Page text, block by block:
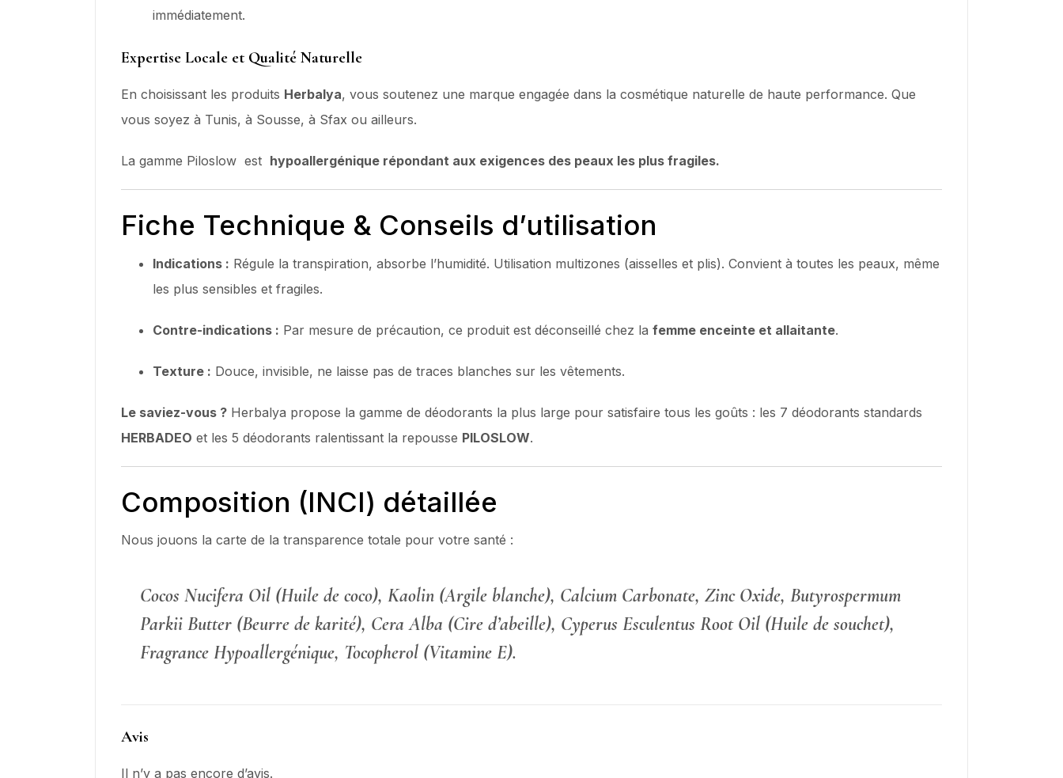
immédiatement.
Expertise Locale et Qualité Naturelle
En choisissant les produits Herbalya, vous soutenez une marque engagée dans la cosmétique naturelle de haute performance. Que
vous soyez à Tunis, à Sousse, à Sfax ou ailleurs.
La gamme Piloslow est hypoallergénique répondant aux exigences des peaux les plus fragiles.
Fiche Technique & Conseils d’utilisation
Indications : Régule la transpiration, absorbe l’humidité. Utilisation multizones (aisselles et plis). Convient à toutes les peaux, même
les plus sensibles et fragiles.
Contre-indications : Par mesure de précaution, ce produit est déconseillé chez la femme enceinte et allaitante.
Texture : Douce, invisible, ne laisse pas de traces blanches sur les vêtements.
Le saviez-vous ? Herbalya propose la gamme de déodorants la plus large pour satisfaire tous les goûts : les 7 déodorants standards
HERBADEO et les 5 déodorants ralentissant la repousse PILOSLOW.
Composition (INCI) détaillée
Nous jouons la carte de la transparence totale pour votre santé :
Cocos Nucifera Oil (Huile de coco), Kaolin (Argile blanche), Calcium Carbonate, Zinc Oxide, Butyrospermum
Parkii Butter (Beurre de karité), Cera Alba (Cire d’abeille), Cyperus Esculentus Root Oil (Huile de souchet),
Fragrance Hypoallergénique, Tocopherol (Vitamine E).
Avis
Il n’y a pas encore d’avis.